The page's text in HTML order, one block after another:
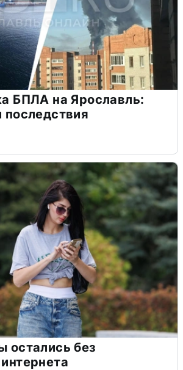
БПЛА на Ярославль:
последствия
остались без